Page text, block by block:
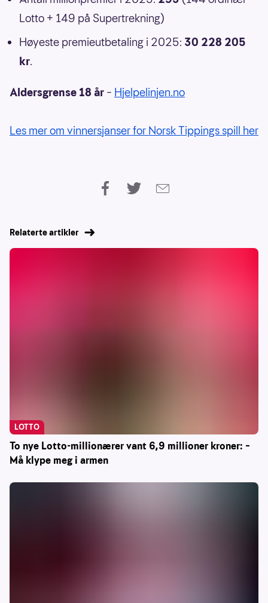
Lotto + 149 på Supertrekning)
Høyeste premieutbetaling i 2025: 30 228 205
kr.
Aldersgrense 18 år – Hjelpelinjen.no
Les mer om vinnersjanser for Norsk Tippings spill her
Relaterte artikler
To nye Lotto-millionærer vant 6,9 millioner kroner: –
Må klype meg i armen
LOTTO